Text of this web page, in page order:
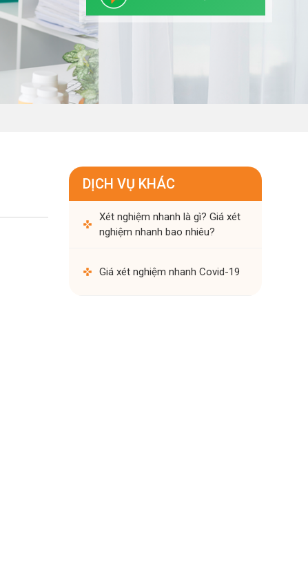
DỊCH VỤ KHÁC
Xét nghiệm nhanh là gì? Giá xét
nghiệm nhanh bao nhiêu?
Giá xét nghiệm nhanh Covid-19